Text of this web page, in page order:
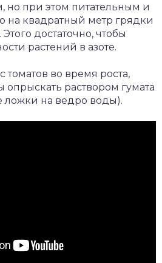
при этом питательным и
на квадратный метр грядки
достаточно, чтобы
растений в азоте.
томатов во время роста,
раствором гумата
ложки на ведро воды).